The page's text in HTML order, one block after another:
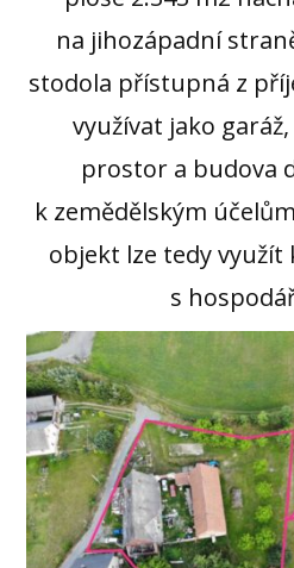
na jihozápadní
stodola přístupná z
využívat jako
prostor a budova
k zemědělským
objekt lze tedy využít
s